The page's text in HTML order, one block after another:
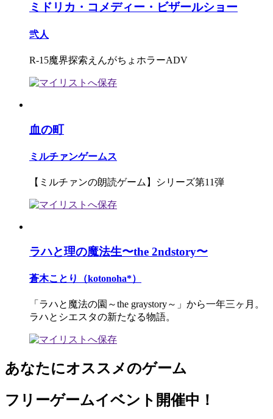
ミドリカ・コメディー・ビザールショー
弐人
R-15魔界探索えんがちょホラーADV
血の町
ミルチァンゲームス
【ミルチァンの朗読ゲーム】シリーズ第11弾
ラハと理の魔法生〜the 2ndstory〜
蒼木ことり（kotonoha*）
「ラハと魔法の園～the graystory～」から一年三ヶ月。
ラハとシエスタの新たなる物語。
あなたにオススメのゲーム
フリーゲームイベント開催中！